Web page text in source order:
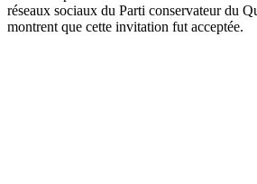
réseaux sociaux du Parti conservateur du
montrent que cette invitation fut acceptée.